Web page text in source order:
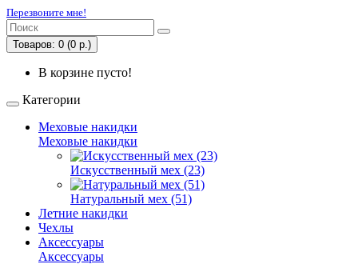
Перезвоните мне!
Товаров: 0 (0 р.)
В корзине пусто!
Категории
Меховые накидки
Меховые накидки
Искусственный мех (23)
Натуральный мех (51)
Летние накидки
Чехлы
Аксессуары
Аксессуары